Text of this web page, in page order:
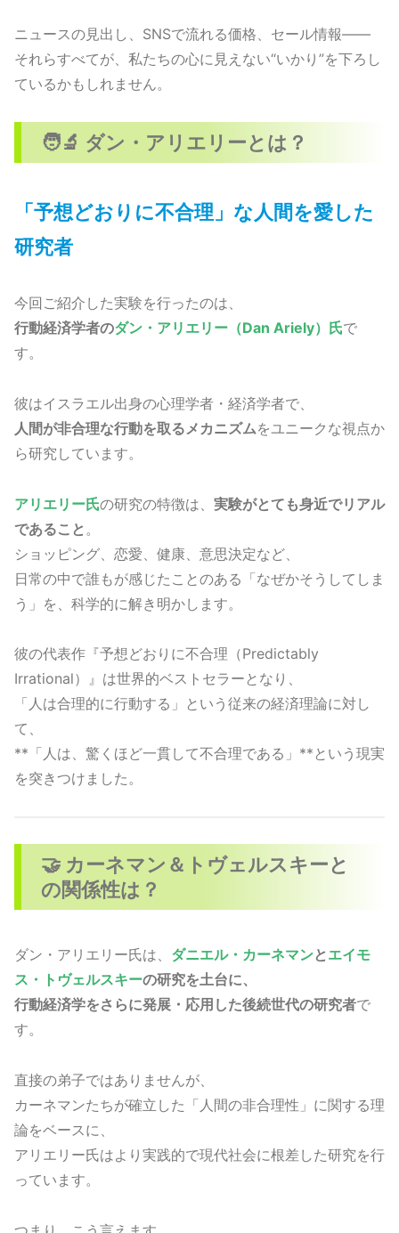
ニュースの見出し、SNSで流れる価格、セール情報――
それらすべてが、私たちの心に見えない“いかり”を下ろし
ているかもしれません。
🧑‍🔬 ダン・アリエリーとは？
「予想どおりに不合理」な人間を愛した
研究者
今回ご紹介した実験を行ったのは、
行動経済学者のダン・アリエリー（Dan Ariely）氏で
す。
彼はイスラエル出身の心理学者・経済学者で、
人間が非合理な行動を取るメカニズムをユニークな視点か
ら研究しています。
アリエリー氏の研究の特徴は、 実験がとても身近でリアル
であること 。
ショッピング、恋愛、健康、意思決定など、
日常の中で誰もが感じたことのある「なぜかそうしてしま
う」を、科学的に解き明かします。
彼の代表作『予想どおりに不合理（Predictably
Irrational）』は世界的ベストセラーとなり、
「人は合理的に行動する」という従来の経済理論に対し
て、
**「人は、驚くほど一貫して不合理である」**という現実
を突きつけました。
🤝 カーネマン＆トヴェルスキーと
の関係性は？
ダン・アリエリー氏は、 ダニエル・カーネマンと エイモ
ス・トヴェルスキーの研究を土台に、
行動経済学をさらに発展・応用した後続世代の研究者で
す。
直接の弟子ではありませんが、
カーネマンたちが確立した「人間の非合理性」に関する理
論をベースに、
アリエリー氏はより実践的で現代社会に根差した研究を行
っています。